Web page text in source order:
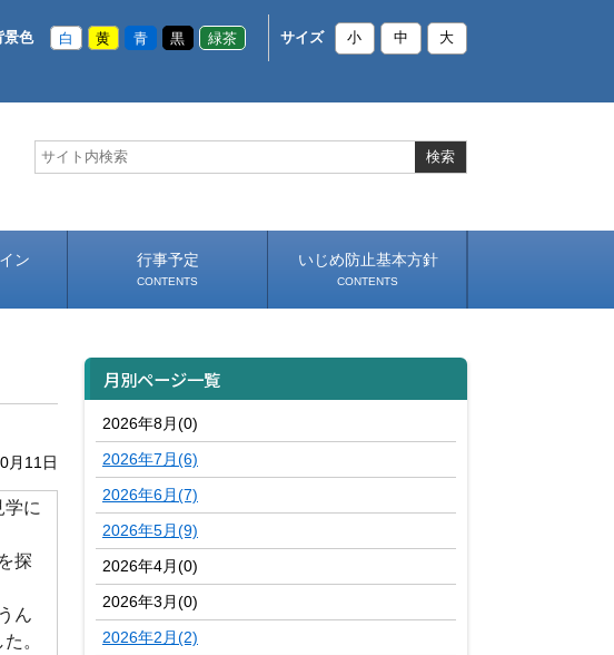
景色 白 黄 青 黒 緑茶 サイズ 小 中 大
ン 行事予定
CONTENTS
いじめ防止基本方針
CONTENTS
月11日
学に
探
ん
。
月別ページ一覧
2026年8月(0)
2026年7月(6)
2026年6月(7)
2026年5月(9)
2026年4月(0)
2026年3月(0)
2026年2月(2)